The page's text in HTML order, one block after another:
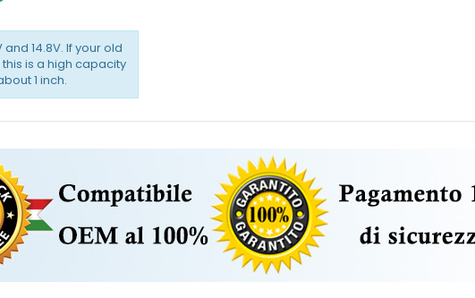
14.8V. If your old
is a high capacity
1 inch.